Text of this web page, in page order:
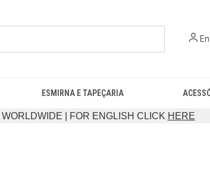
ESMIRNA E TAPEÇARIA
| FOR ENGLISH CLICK HERE